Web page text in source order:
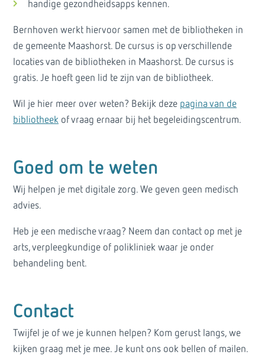
handige gezondheidsapps kennen.
Bernhoven werkt hiervoor samen met de bibliotheken in
de gemeente Maashorst. De cursus is op verschillende
locaties van de bibliotheken in Maashorst. De cursus is
gratis. Je hoeft geen lid te zijn van de bibliotheek.
Wil je hier meer over weten? Bekijk deze pagina van de
bibliotheek of vraag ernaar bij het begeleidingscentrum.
Goed om te weten
Wij helpen je met digitale zorg. We geven geen medisch
advies.
Heb je een medische vraag? Neem dan contact op met je
arts, verpleegkundige of polikliniek waar je onder
behandeling bent.
Contact
Twijfel je of we je kunnen helpen? Kom gerust langs, we
kijken graag met je mee. Je kunt ons ook bellen of mailen.